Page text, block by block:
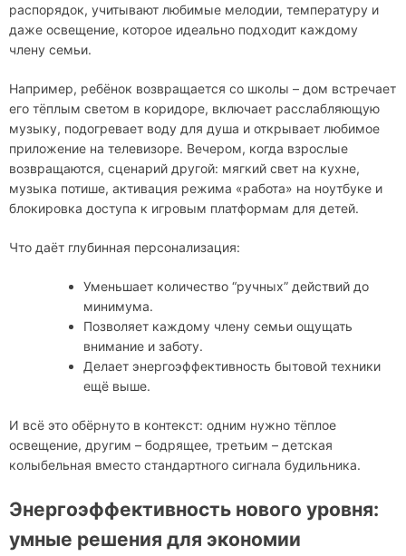
распорядок, учитывают любимые мелодии, температуру и
даже освещение, которое идеально подходит каждому
члену семьи.
Например, ребёнок возвращается со школы – дом встречает
его тёплым светом в коридоре, включает расслабляющую
музыку, подогревает воду для душа и открывает любимое
приложение на телевизоре. Вечером, когда взрослые
возвращаются, сценарий другой: мягкий свет на кухне,
музыка потише, активация режима «работа» на ноутбуке и
блокировка доступа к игровым платформам для детей.
Что даёт глубинная персонализация:
Уменьшает количество “ручных” действий до
минимума.
Позволяет каждому члену семьи ощущать
внимание и заботу.
Делает энергоэффективность бытовой техники
ещё выше.
И всё это обёрнуто в контекст: одним нужно тёплое
освещение, другим – бодрящее, третьим – детская
колыбельная вместо стандартного сигнала будильника.
Энергоэффективность нового уровня:
умные решения для экономии